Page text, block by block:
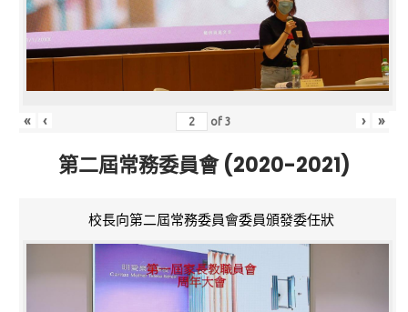
« ‹ of3 › »
第二屆常務委員會 (2020-2021)
校長向第二屆常務委員會委員頒發委任狀